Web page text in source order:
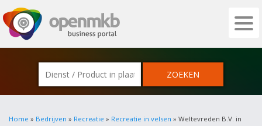
OPENMKB - DE ZAKELIJKE PORTAL
Home » Bedrijven » Recreatie » Recreatie in velsen » Weltevreden B.V. in